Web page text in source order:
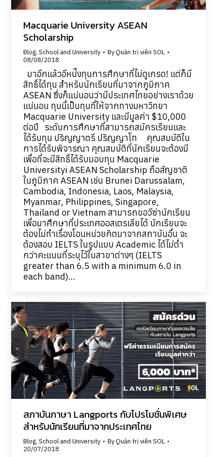
Macquarie University ASEAN
Scholarship
Blog, School and University ByQuản trị viên SOL
08/08/2018
มาอีกแล้วอีหน่ึงทุนการศึกษาที่ไม่ดูเกรด! แต่ก็มี
สิทธิ์ได้ทุน สำหรับนักเรียนที่มาจากภูมิภาค
ASEAN ซึ่งก็แน่นอนว่ามีประเทศไทยอย่างเราด้วย
แน่นอน ทุนนี้เป็นทุนที่ให้จากทางมหาวิทยา
Macquarie University และมีมูลค่า $10,000
ต่อปี ระดับการศึกษาที่สามารถสมัครเรียนและ
ได้รับทุน ปริญญาตรี ปริญญาโท คุณสมบัติใน
การได้รับพิจารณา คุณสมบัติที่นักเรียนจะต้องมี
เพื่อที่จะมีสิทธิ์ได้รับมอบทุน Macquarie
Universityi ASEAN Scholarship ถือสัญชาติ
ในภูมิภาค ASEAN เช่น Brunei Darussalam,
Cambodia, Indonesia, Laos, Malaysia,
Myanmar, Philippines, Singapore,
Thailand or Vietnam สามารถขอวีซ่านักเรียน
เพื่อมาศึกษาที่ประเทศออสเตรเลียได้ นักเรียนจะ
ต้องไม่ทำเรื่องโอนหน่วยกิตมาจากสถาบันอื่น จะ
ต้องสอบ IELTS ในรูปแบบ Academic ได้ไม่ต่ำ
กว่าคะแนนที่ระบุไว้ในสาขาต่างๆ (IELTS
greater than 6.5 with a minimum 6.0 in
each band)…
สภาบันภาษา Langports กับโปรโมชั่นพิเศษ
สำหรับนักเรียนที่มาจากประเทศไทย
Blog, School and University ByQuản trị viên SOL
20/07/2018